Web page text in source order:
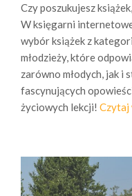
Czy poszukujesz
W księgarni
wybór książek z
młodzieży, które
zarówno młodych, jak i
fascynujących
życiowych lekcji! Czytaj